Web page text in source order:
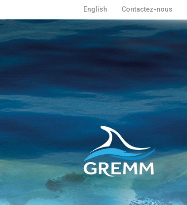
English Contactez-nous